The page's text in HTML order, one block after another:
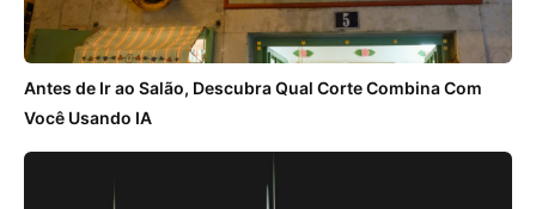
Antes de Ir ao Salão, Descubra Qual Corte Combina Com
Você Usando IA